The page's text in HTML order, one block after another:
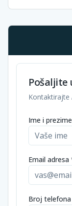
Pošaljite
Kontaktirajte
Ime i
Email adresa
Broj